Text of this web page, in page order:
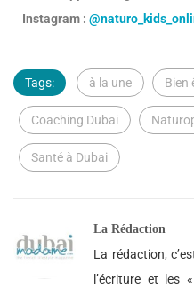
Instagram :
Tags: à la une Bien
Coaching Dubai
Santé à Dubai
La Rédaction
La rédaction,
l’écriture et les